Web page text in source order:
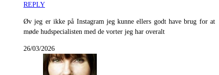
REPLY
Øv jeg er ikke på Instagram jeg kunne ellers godt have brug for at
møde hudspecialisten med de vorter jeg har overalt
26/03/2026